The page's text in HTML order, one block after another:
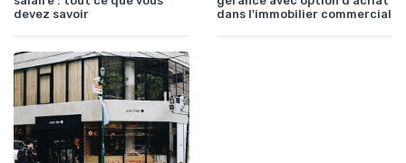
devez savoir
dans l'immobilier commercial